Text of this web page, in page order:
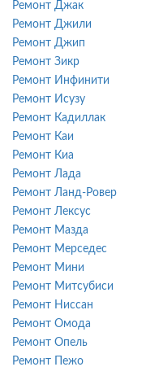
Ремонт Джак
Ремонт Джили
Ремонт Джип
Ремонт Зикр
Ремонт Инфинити
Ремонт Исузу
Ремонт Кадиллак
Ремонт Каи
Ремонт Киа
Ремонт Лада
Ремонт Ланд-Ровер
Ремонт Лексус
Ремонт Мазда
Ремонт Мерседес
Ремонт Мини
Ремонт Митсубиси
Ремонт Ниссан
Ремонт Омода
Ремонт Опель
Ремонт Пежо